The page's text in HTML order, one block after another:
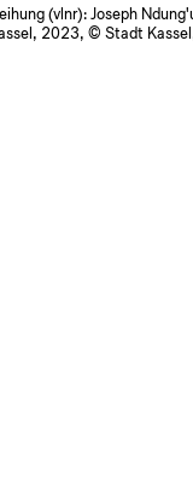
(vlnr): Joseph
2023, © Stadt